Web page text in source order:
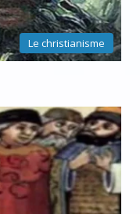
Le christianisme